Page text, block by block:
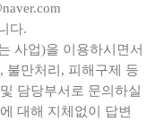
다.
사업)을 이용하시면서
불만처리, 피해구제 등
담당부서로 문의하실
대해 지체없이 답변